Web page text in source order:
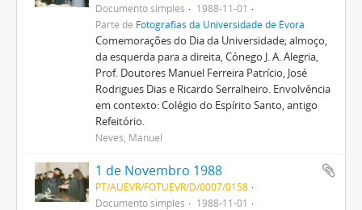
Documento simples
1988-11-01
Parte de Fotografias da Universidade de Évora
Comemorações do Dia da Universidade; almoço,
da esquerda para a direita, Cónego J. A. Alegria,
Prof. Doutores Manuel Ferreira Patrício, José
Rodrigues Dias e Ricardo Serralheiro. Envolvência
em contexto: Colégio do Espírito Santo, antigo
Refeitório.
Neves, Manuel
1 de Novembro 1988
PT/AUEVR/FOTUEVR/D/0007/0158
Documento simples
1988-11-01